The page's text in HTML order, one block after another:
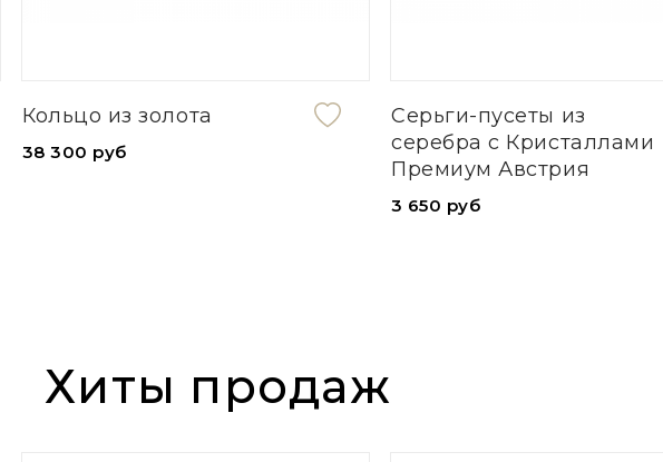
Серьги-пусеты из
серебра с Кристаллами
Премиум Австрия
Длинные серьги под
золото, бижутерия
1 050 руб
Хиты продаж